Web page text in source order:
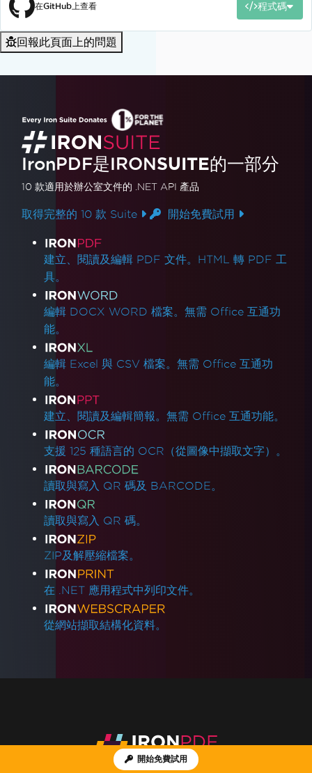
在GitHub上查看 程式碼
回報此頁面上的問題
開始免費試用
IronPDF是IRONSUITE的一部分
10 款適用於辦公室文件的 .NET API 產品
取得完整的 10 款 Suite 開始免費試用
產品連結
建立、閱讀及編輯 PDF 文件。HTML 轉 PDF 工
具。
編輯 DOCX WORD 檔案。無需 Office 互通功
能。
編輯 Excel 與 CSV 檔案。無需 Office 互通功
能。
建立、閱讀及編輯簡報。無需 Office 互通功能。
支援 125 種語言的 OCR（從圖像中擷取文字）。
讀取與寫入 QR 碼及 BARCODE。
讀取與寫入 QR 碼。
ZIP及解壓縮檔案。
在 .NET 應用程式中列印文件。
從網站擷取結構化資料。